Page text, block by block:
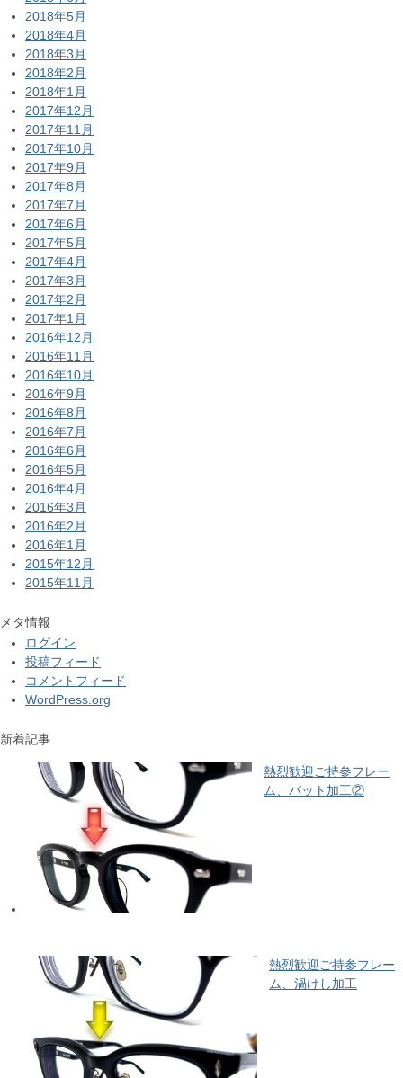
2018年5月
2018年4月
2018年3月
2018年2月
2018年1月
2017年12月
2017年11月
2017年10月
2017年9月
2017年8月
2017年7月
2017年6月
2017年5月
2017年4月
2017年3月
2017年2月
2017年1月
2016年12月
2016年11月
2016年10月
2016年9月
2016年8月
2016年7月
2016年6月
2016年5月
2016年4月
2016年3月
2016年2月
2016年1月
2015年12月
2015年11月
メタ情報
ログイン
投稿フィード
コメントフィード
WordPress.org
新着記事
熱烈歓迎ご持参フレー
ム、パット加工②
熱烈歓迎ご持参フレー
ム、渦けし加工